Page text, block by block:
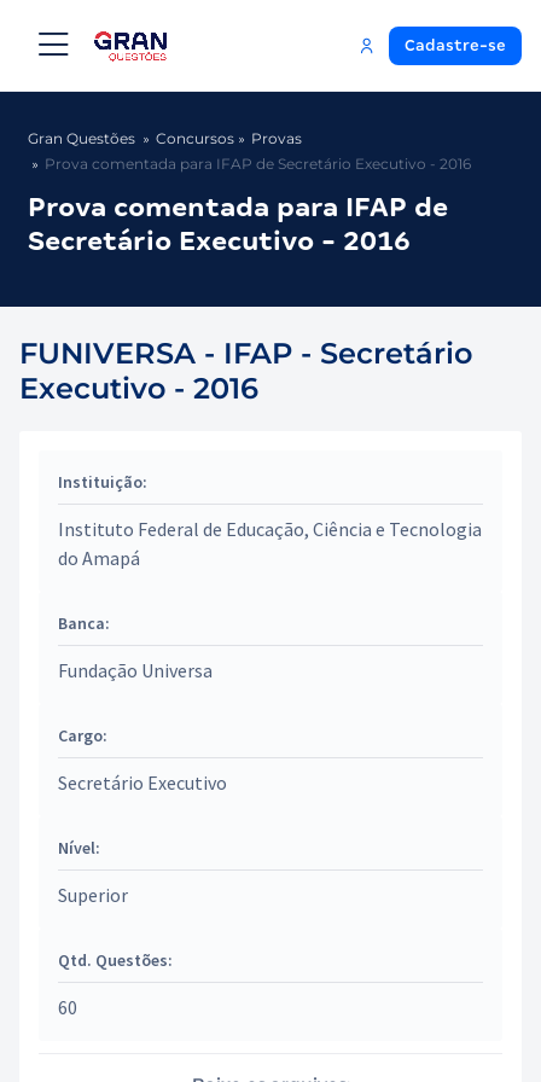
Cadastre-se
Gran Questões Concursos
Provas
Prova comentada para IFAP de Secretário Executivo - 2016
Prova comentada para IFAP de
Secretário Executivo - 2016
FUNIVERSA - IFAP - Secretário
Executivo - 2016
Instituição:
Instituto Federal de Educação, Ciência e Tecnologia
do Amapá
Banca:
Fundação Universa
Cargo:
Secretário Executivo
Nível:
Superior
Qtd. Questões:
60